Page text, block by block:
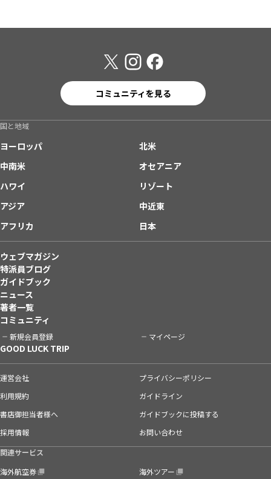
コミュニティを見る
国と地域
ヨーロッパ
北米
中南米
オセアニア
ハワイ
リゾート
アジア
中近東
アフリカ
日本
ウェブマガジン
特派員ブログ
ガイドブック
ニュース
著者一覧
コミュニティ
新規会員登録 マイページ
GOOD LUCK TRIP
運営会社
プライバシーポリシー
利用規約
ガイドライン
書店御担当者様へ
ガイドブックに投稿する
採用情報
お問い合わせ
関連サービス
海外航空券
海外ツアー